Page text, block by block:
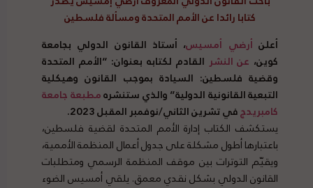
كتابا رائدا عن الأمم المتحدة ومسألة فلسطين
أعلن أرضي أمسيس، أستاذ القانون الدولي بجامعة
كوين، عن النشر القادم لكتابه بعنوان: “الأمم المتحدة
وقضية فلسطين: السيادة بموجب القانون وهيكلية
التبعية القانونية الدولية” والذي ستنشرهمطبعة جامعة
كامبريدجفي تشرين الثاني/نوفمبر المقبل 2023.
يستكشف الكتاب إدارة الأمم المتحدة لقضية فلسطين،
باعتبارها أطول مشكلة على جدول أعمال المنظمة الأممية،
ويقيّم التوترات بين موقف المنظمة الرسمي ومتطلبات
القانون الدولي بشكل نقدي معمق. يلقي أمسيس الضوء